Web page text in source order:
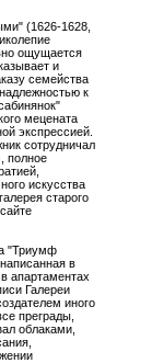
(1626-1628,
ощущается
и
семейства
к
мецената
экспрессией.
сотрудничал
полное
искусства
старого
"Триумф
в
апартаментах
Галереи
иного
преграды,
облаками,